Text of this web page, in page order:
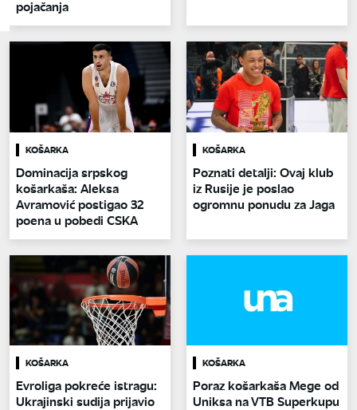
pojačanja
KOŠARKA
Dominacija srpskog
košarkaša: Aleksa
Avramović postigao 32
poena u pobedi CSKA
KOŠARKA
Poznati detalji: Ovaj klub
iz Rusije je poslao
ogromnu ponudu za Jaga
KOŠARKA
Evroliga pokreće istragu:
Ukrajinski sudija prijavio
KOŠARKA
Poraz košarkaša Mege od
Uniksa na VTB Superkupu